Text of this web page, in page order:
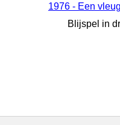
1976 - Een
Blijspel in